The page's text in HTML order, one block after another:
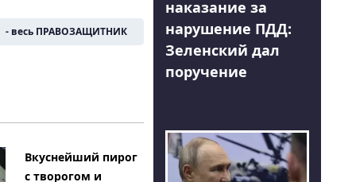
- весь ПРАВОЗАЩИТНИК
Вкуснейший пирог
с творогом и
наказание за
нарушение ПДД:
Зеленский дал
поручение